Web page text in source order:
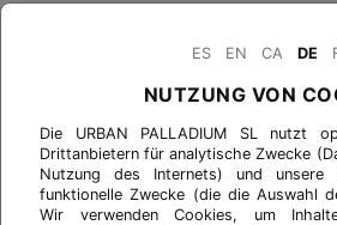
ES EN CA DE
NUTZUNG VON
Die URBAN PALLADIUM SL nutzt
Drittanbietern für analytische Zwecke
Nutzung des Internets) und unsere
funktionelle Zwecke (die die Auswahl
Wir verwenden Cookies, um